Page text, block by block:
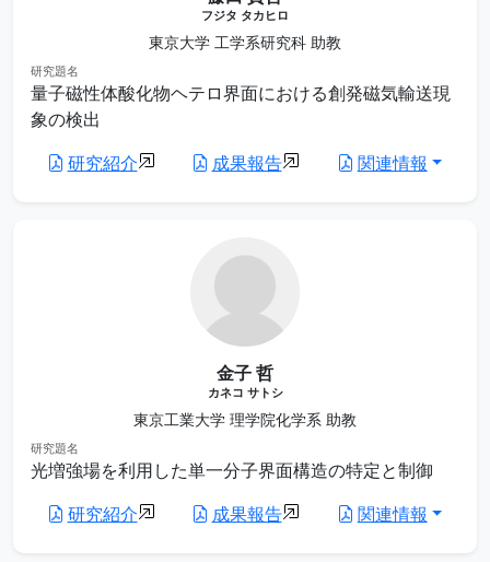
フジタ タカヒロ
東京大学 工学系研究科 助教
研究題名
量子磁性体酸化物ヘテロ界面における創発磁気輸送現
象の検出
研究紹介
成果報告 関連情報
金子 哲
カネコ サトシ
東京工業大学 理学院化学系 助教
研究題名
光増強場を利用した単一分子界面構造の特定と制御
研究紹介
成果報告 関連情報